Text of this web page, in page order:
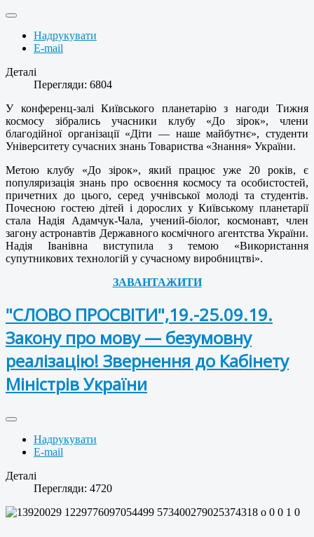
Надрукувати
E-mail
Деталі
Перегляди: 6804
У конференц-залі Київського планетарію з нагоди Тижня
космосу зібрались учасники клубу «До зірок», члени
благодійної організації «Діти — наше майбутнє», студенти
Університету сучасних знань Товариства «Знання» України.
Метою клубу «До зірок», який працює уже 20 років, є
популяризація знань про освоєння космосу та особистостей,
причетних до цього, серед учнівської молоді та студентів.
Почесною гостею дітей і дорослих у Київському планетарії
стала Надія Адамчук-Чала, учений-біолог, космонавт, член
загону астронавтів Державного космічного агентства України.
Надія Іванівна виступила з темою «Використання
супутникових технологій у сучасному виробництві».
ЗАВАНТАЖИТИ
"СЛОВО ПРОСВІТИ",19.-25.09.19.
Закону про мову — безумовну
реалізацію! Звернення до Кабінету
Міністрів України
Надрукувати
E-mail
Деталі
Перегляди: 4720